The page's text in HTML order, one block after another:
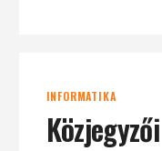
INFORMATIKA